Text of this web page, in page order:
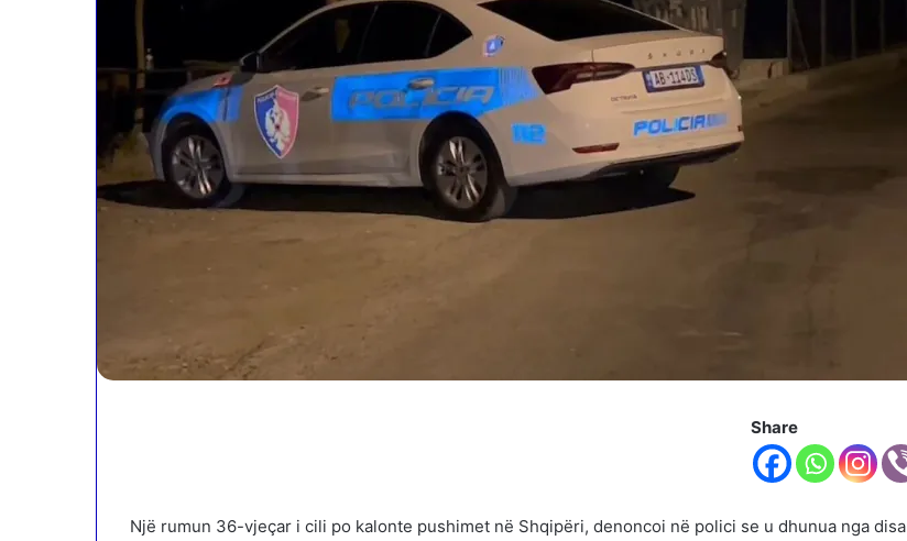
Share
Një rumun 36-vjeçar i cili po kalonte pushimet në Shqipëri, denoncoi në polici se u dhunua nga disa